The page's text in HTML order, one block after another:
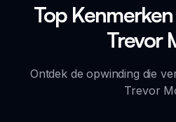
Top
Trevor
Ontdek de opwinding die
Trevor